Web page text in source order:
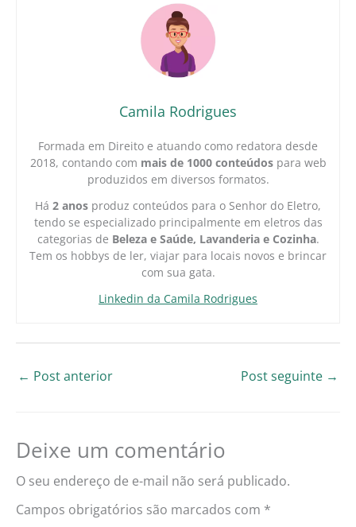
Camila Rodrigues
Formada em Direito e atuando como redatora desde
2018, contando com mais de 1000 conteúdospara web
produzidos em diversos formatos.
Há 2 anos produz conteúdos para o Senhor do Eletro,
tendo se especializado principalmente em eletros das
categorias de Beleza e Saúde, Lavanderia e Cozinha.
Tem os hobbys de ler, viajar para locais novos e brincar
com sua gata.
Linkedin da Camila Rodrigues
← Post anterior Post seguinte →
Deixe um comentário
O seu endereço de e-mail não será publicado.
Campos obrigatórios são marcados com *